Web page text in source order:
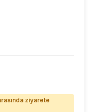
ziyarete